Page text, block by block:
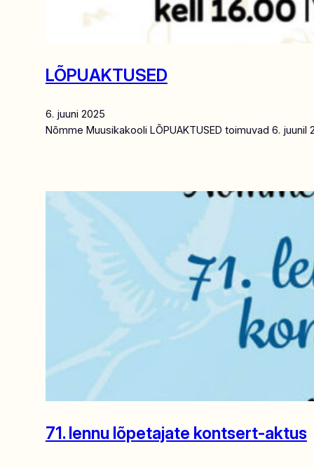
LÕPUAKTUSED
6. juuni 2025
Nõmme Muusikakooli LÕPUAKTUSED toimuvad 6.
71. lennu lõpetajate kontsert-aktus